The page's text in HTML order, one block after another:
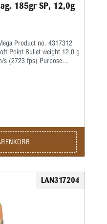
185gr SP, 12,0g
LAN317204